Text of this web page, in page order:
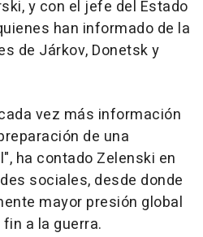
y con el jefe del Estado
han informado de la
de Járkov, Donetsk y
vez más información
de una
ha contado Zelenski en
sociales, desde donde
mayor presión global
a la guerra.